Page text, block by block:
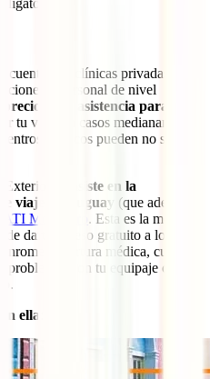
cuenta con clínicas privadas en
y personal de nivel
precio de la asistencia para el
tu viaje en casos medianamente
médicos pueden no ser
insiste en la
viaje a Uruguay (que además
IATI Mochilero . Esta es la mejor
de darte acceso gratuito a los
cobertura médica, cuidará
problemas con tu equipaje o
ella